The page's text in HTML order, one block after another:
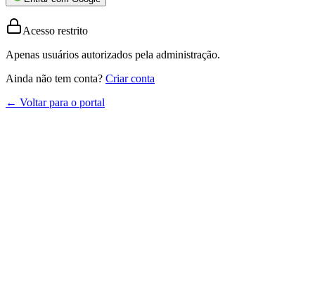
Acesso restrito
Apenas usuários autorizados pela administração.
Ainda não tem conta? Criar conta
← Voltar para o portal